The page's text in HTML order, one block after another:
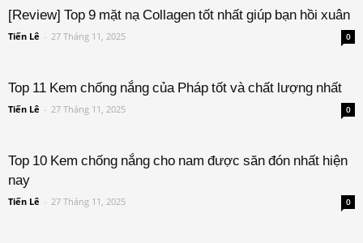
[Review] Top 9 mặt nạ Collagen tốt nhất giúp bạn hồi xuân
Tiến Lê - 27 Tháng 11, 2025 0
Top 11 Kem chống nắng của Pháp tốt và chất lượng nhất
Tiến Lê - 27 Tháng 11, 2025 0
Top 10 Kem chống nắng cho nam được săn đón nhất hiện
nay
Tiến Lê - 27 Tháng 11, 2025 0